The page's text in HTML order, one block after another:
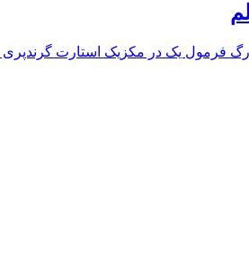
فرمول یک در مکزیک استارت گرندپری